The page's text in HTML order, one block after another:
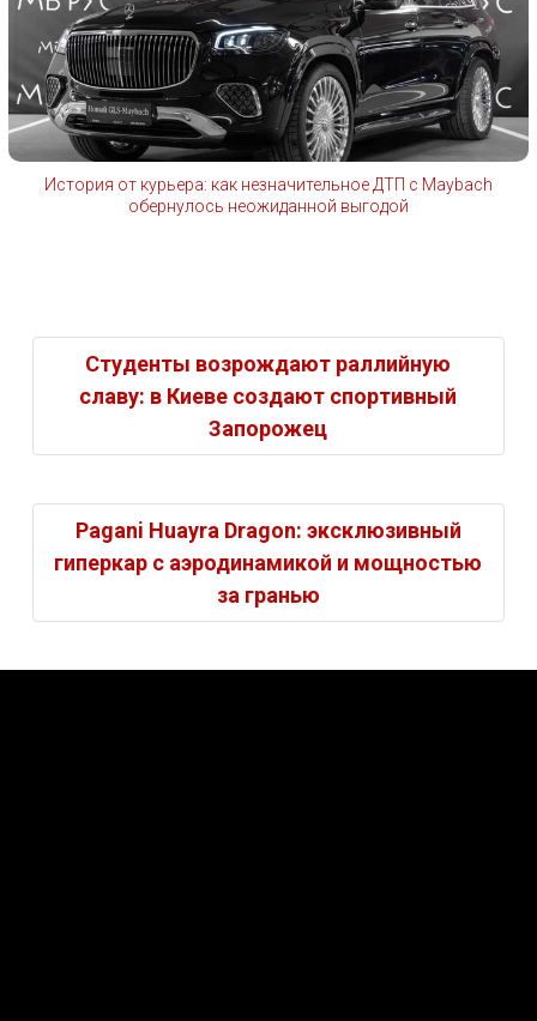
История от курьера: как незначительное ДТП с Maybach
обернулось неожиданной выгодой
Студенты возрождают раллийную
славу: в Киеве создают спортивный
Запорожец
Pagani Huayra Dragon: эксклюзивный
гиперкар с аэродинамикой и мощностью
за гранью